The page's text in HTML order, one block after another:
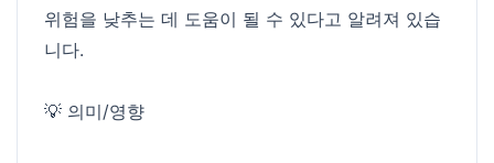
위험을 낮추는 데 도움이 될 수 있다고 알려져 있습
니다.
💡 의미/영향